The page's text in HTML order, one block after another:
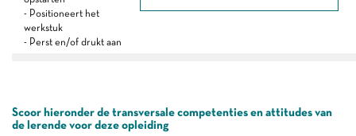
- Positioneert het
werkstuk
- Perst en/of drukt aan
Scoor hieronder de transversale competenties en attitudes van
de lerende voor deze opleiding